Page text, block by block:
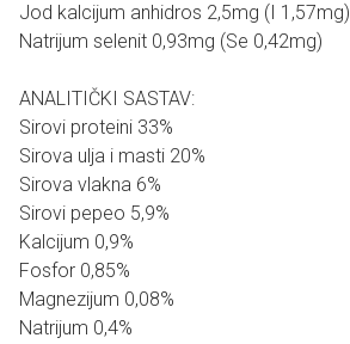
Jod kalcijum anhidros 2,5mg (I 1,57mg)
Natrijum selenit 0,93mg (Se 0,42mg)
ANALITIČKI SASTAV:
Sirovi proteini 33%
Sirova ulja i masti 20%
Sirova vlakna 6%
Sirovi pepeo 5,9%
Kalcijum 0,9%
Fosfor 0,85%
Magnezijum 0,08%
Natrijum 0,4%